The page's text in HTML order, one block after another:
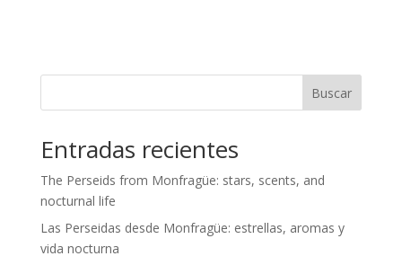
Buscar
Entradas recientes
The Perseids from Monfragüe: stars, scents, and
nocturnal life
Las Perseidas desde Monfragüe: estrellas, aromas y
vida nocturna